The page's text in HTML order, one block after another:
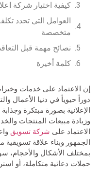
كيفية اختيار شركة
العوامل التي تحدد
متخصصة
نصائح مهمة قبل
كلمة أخيرة
إن الاعتماد على خدمات
دوراً حيوياً في دنيا الأعمال
الإعلانية بصورة مبتكرة
وزيادة مبيعات المنتجات
الاعتماد على شركة تسويق
الجمهور وبناء علاقة
بمختلف الأشكال والأحجام،
حملات دعائية متكاملة، أو